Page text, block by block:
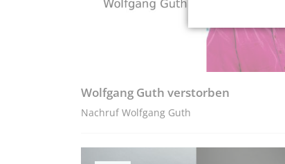
Wolfgang Guth verstorben
Nachruf Wolfgang Guth